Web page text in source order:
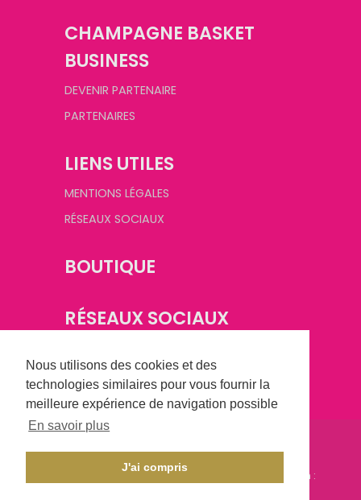
Nous utilisons des cookies et des
technologies similaires pour vous fournir la
meilleure expérience de navigation possible
En savoir plus
J'ai compris
CHAMPAGNE BASKET
BUSINESS
DEVENIR PARTENAIRE
PARTENAIRES
LIENS UTILES
MENTIONS LÉGALES
RÉSEAUX SOCIAUX
BOUTIQUE
RÉSEAUX SOCIAUX
CHAMPAGNE CRÉATION
- Réalisation :